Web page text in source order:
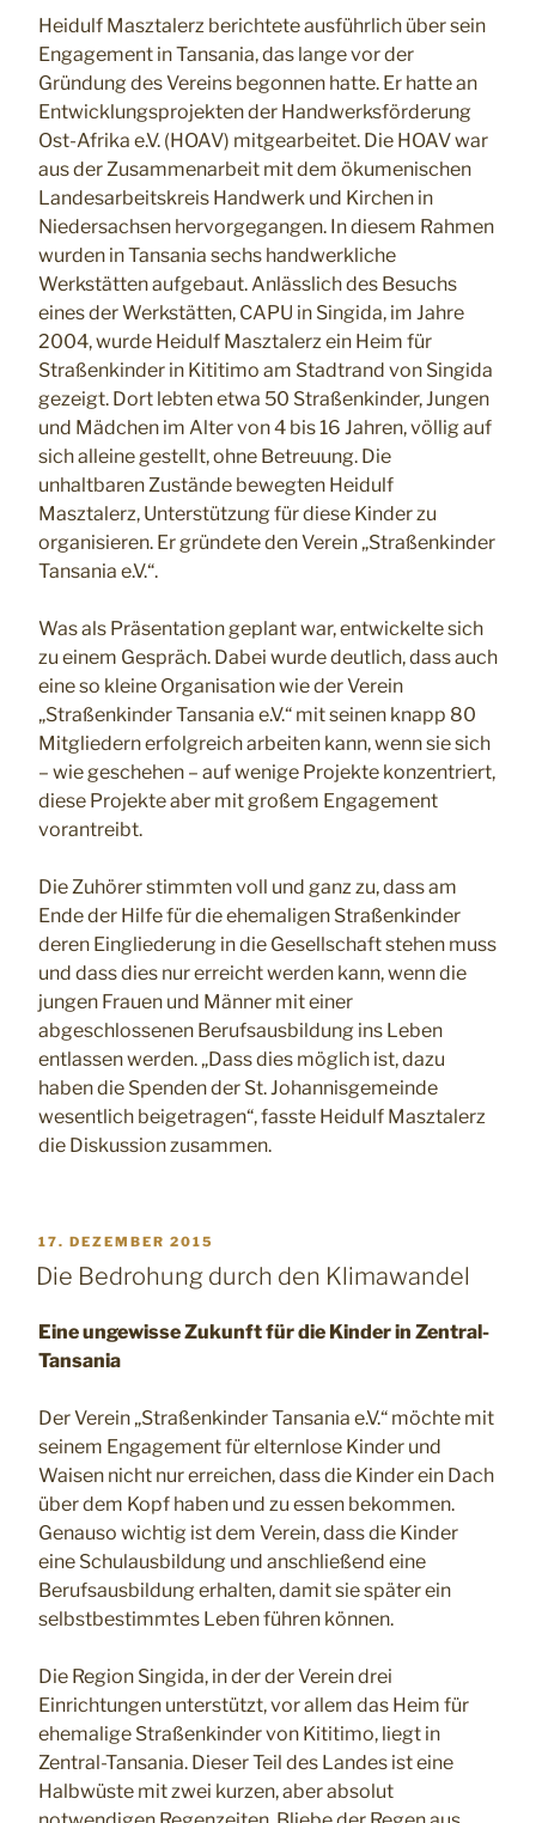
Heidulf Masztalerz berichtete ausführlich über sein
Engagement in Tansania, das lange vor der
Gründung des Vereins begonnen hatte. Er hatte an
Entwicklungsprojekten der Handwerksförderung
Ost-Afrika e.V. (HOAV) mitgearbeitet. Die HOAV war
aus der Zusammenarbeit mit dem ökumenischen
Landesarbeitskreis Handwerk und Kirchen in
Niedersachsen hervorgegangen. In diesem Rahmen
wurden in Tansania sechs handwerkliche
Werkstätten aufgebaut. Anlässlich des Besuchs
eines der Werkstätten, CAPU in Singida, im Jahre
2004, wurde Heidulf Masztalerz ein Heim für
Straßenkinder in Kititimo am Stadtrand von Singida
gezeigt. Dort lebten etwa 50 Straßenkinder, Jungen
und Mädchen im Alter von 4 bis 16 Jahren, völlig auf
sich alleine gestellt, ohne Betreuung. Die
unhaltbaren Zustände bewegten Heidulf
Masztalerz, Unterstützung für diese Kinder zu
organisieren. Er gründete den Verein „Straßenkinder
Tansania e.V.“.
Was als Präsentation geplant war, entwickelte sich
zu einem Gespräch. Dabei wurde deutlich, dass auch
eine so kleine Organisation wie der Verein
„Straßenkinder Tansania e.V.“ mit seinen knapp 80
Mitgliedern erfolgreich arbeiten kann, wenn sie sich
– wie geschehen – auf wenige Projekte konzentriert,
diese Projekte aber mit großem Engagement
vorantreibt.
Die Zuhörer stimmten voll und ganz zu, dass am
Ende der Hilfe für die ehemaligen Straßenkinder
deren Eingliederung in die Gesellschaft stehen muss
und dass dies nur erreicht werden kann, wenn die
jungen Frauen und Männer mit einer
abgeschlossenen Berufsausbildung ins Leben
entlassen werden. „Dass dies möglich ist, dazu
haben die Spenden der St. Johannisgemeinde
wesentlich beigetragen“, fasste Heidulf Masztalerz
die Diskussion zusammen.
VERÖFFENTLICHT
AM
17. DEZEMBER 2015
Die Bedrohung durch den Klimawandel
Eine ungewisse Zukunft für die Kinder in Zentral-
Tansania
Der Verein „Straßenkinder Tansania e.V.“ möchte mit
seinem Engagement für elternlose Kinder und
Waisen nicht nur erreichen, dass die Kinder ein Dach
über dem Kopf haben und zu essen bekommen.
Genauso wichtig ist dem Verein, dass die Kinder
eine Schulausbildung und anschließend eine
Berufsausbildung erhalten, damit sie später ein
selbstbestimmtes Leben führen können.
Die Region Singida, in der der Verein drei
Einrichtungen unterstützt, vor allem das Heim für
ehemalige Straßenkinder von Kititimo, liegt in
Zentral-Tansania. Dieser Teil des Landes ist eine
Halbwüste mit zwei kurzen, aber absolut